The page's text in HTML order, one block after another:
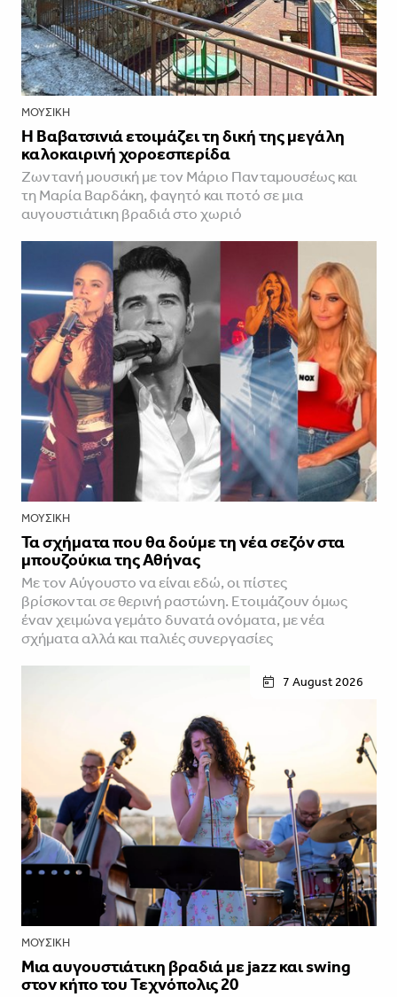
ΜΟΥΣΙΚΉ
Η Βαβατσινιά ετοιμάζει τη δική της μεγάλη
καλοκαιρινή χοροεσπερίδα
Ζωντανή μουσική με τον Μάριο Πανταμουσέως και
τη Μαρία Βαρδάκη, φαγητό και ποτό σε μια
αυγουστιάτικη βραδιά στο χωριό
ΜΟΥΣΙΚΉ
Τα σχήματα που θα δούμε τη νέα σεζόν στα
μπουζούκια της Αθήνας
Με τον Αύγουστο να είναι εδώ, οι πίστες
βρίσκονται σε θερινή ραστώνη. Ετοιμάζουν όμως
έναν χειμώνα γεμάτο δυνατά ονόματα, με νέα
σχήματα αλλά και παλιές συνεργασίες
7 August 2026
ΜΟΥΣΙΚΉ
Μια αυγουστιάτικη βραδιά με jazz και swing
στον κήπο του Τεχνόπολις 20